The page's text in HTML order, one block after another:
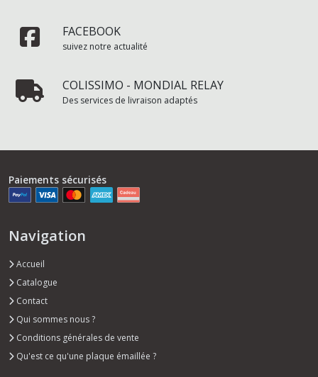
FACEBOOK
suivez notre actualité
COLISSIMO - MONDIAL RELAY
Des services de livraison adaptés
Paiements sécurisés
Navigation
Accueil
Catalogue
Contact
Qui sommes nous ?
Conditions générales de vente
Qu'est ce qu'une plaque émaillée ?